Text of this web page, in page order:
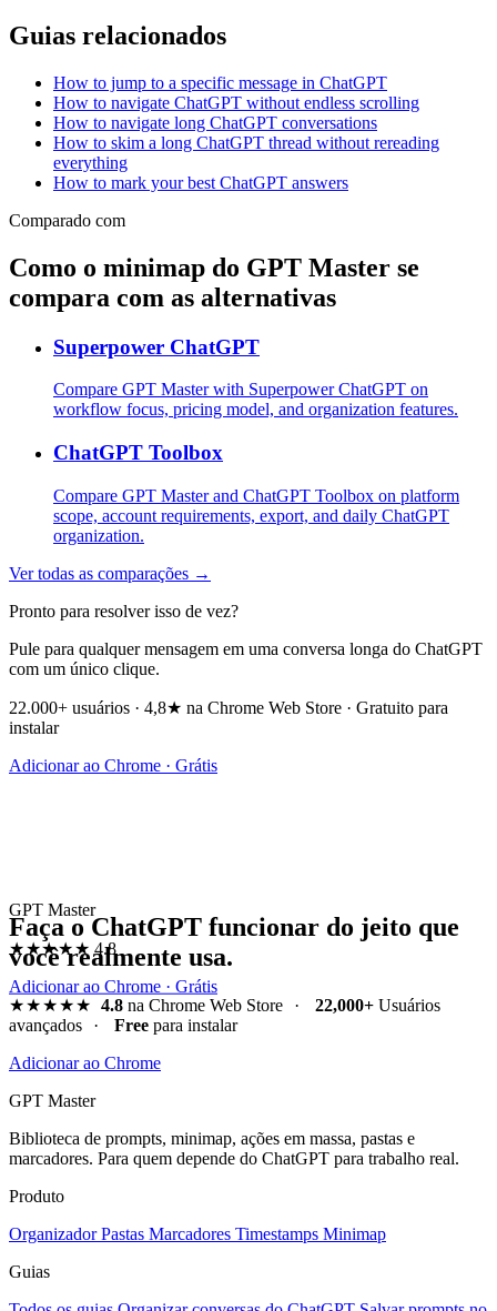
Guias relacionados
How to jump to a specific message in ChatGPT
How to navigate ChatGPT without endless scrolling
How to navigate long ChatGPT conversations
How to skim a long ChatGPT thread without rereading
everything
How to mark your best ChatGPT answers
Comparado com
Como o minimap do GPT Master se
compara com as alternativas
Superpower ChatGPT
Compare GPT Master with Superpower ChatGPT on
workflow focus, pricing model, and organization features.
ChatGPT Toolbox
Compare GPT Master and ChatGPT Toolbox on platform
scope, account requirements, export, and daily ChatGPT
organization.
Ver todas as comparações →
Pronto para resolver isso de vez?
Pule para qualquer mensagem em uma conversa longa do ChatGPT
com um único clique.
22.000+ usuários · 4,8★ na Chrome Web Store · Gratuito para
instalar
Adicionar ao Chrome · Grátis
GPT Master
★★★★★ 4.8
Adicionar ao Chrome · Grátis
Faça o ChatGPT funcionar do jeito que
você realmente usa.
★★★★★ 4.8na Chrome Web Store · 22,000+Usuários
avançados
· Free para instalar
Adicionar ao Chrome
GPT Master
Biblioteca de prompts, minimap, ações em massa, pastas e
marcadores. Para quem depende do ChatGPT para trabalho real.
Produto
OrganizadorPastas Marcadores Timestamps Minimap
Guias